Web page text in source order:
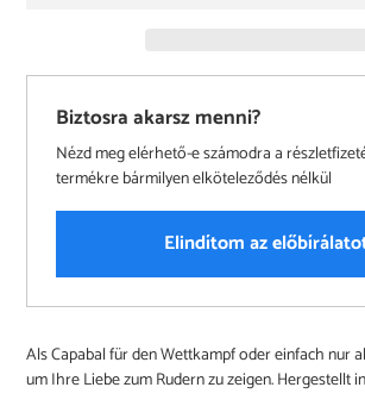
Biztosra akarsz menni?
Nézd meg elérhető-e számodra a
termékre bármilyen elköteleződés nélkül
Elindítom az
wird
zum
Als Capabal für den Wettkampf oder einfach nur
um Ihre Liebe zum Rudern zu zeigen. Hergestellt